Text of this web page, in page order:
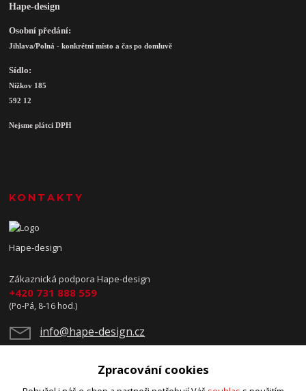
Hape-design
Osobní předání:
Jihlava/Polná - konkrétní místo a čas po domluvě
Sídlo:
Nížkov 185
592 12
Nejsme plátci DPH
KONTAKTY
Hape-design
Zákaznická podpora Hape-design
+420 731 888 559
(Po-Pá, 8-16 hod.)
info@hape-design.cz
Zpracování cookies